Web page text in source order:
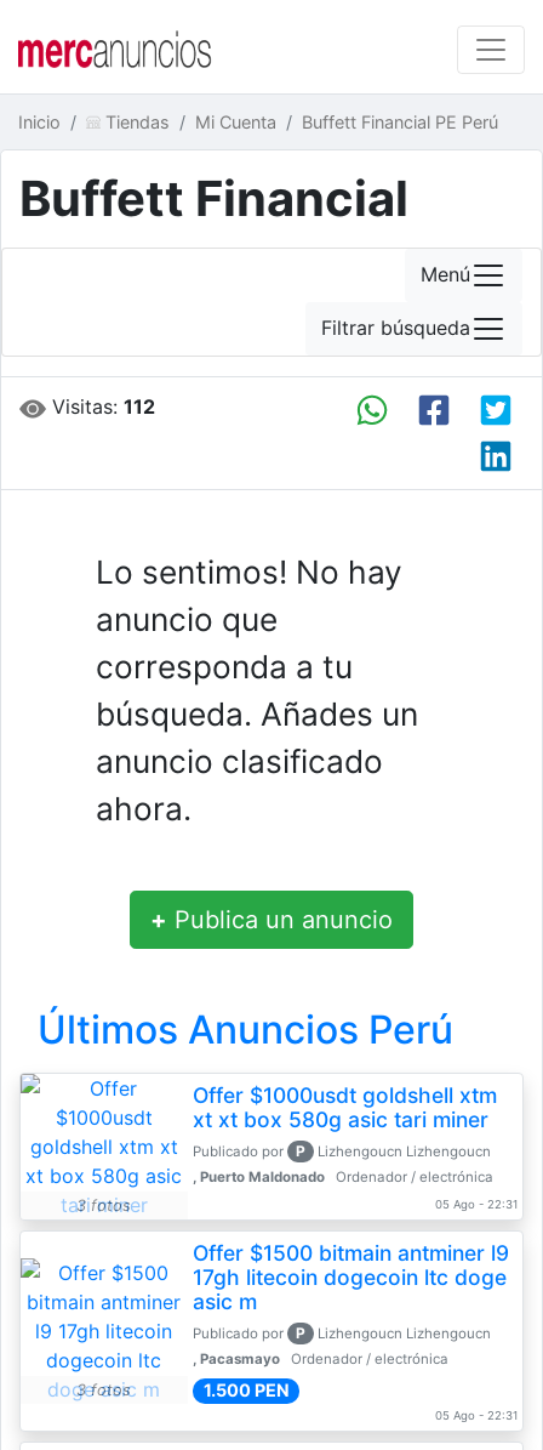
Inicio Tiendas Mi Cuenta Buffett Financial PE Perú
Buffett Financial
Visitas:112
Lo sentimos! No hay
anuncio que
corresponda a tu
búsqueda. Añades un
anuncio clasificado
ahora.
+ Publica un anuncio
Últimos Anuncios Perú
3 fotos
Offer $1000usdt goldshell xtm
xt xt box 580g asic tari miner
Publicado por P
Lizhengoucn Lizhengoucn
, Puerto Maldonado
Ordenador / electrónica
05 Ago - 22:31
3 fotos
Offer $1500 bitmain antminer l9
17gh litecoin dogecoin ltc doge
asic m
Publicado por P
Lizhengoucn Lizhengoucn
, Pacasmayo
Ordenador / electrónica
1.500 PEN
05 Ago - 22:31
Menú
Filtrar búsqueda